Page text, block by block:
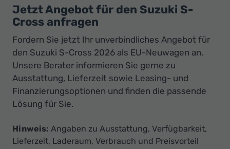
Jetzt Angebot für den Suzuki S-
Cross anfragen
Fordern Sie jetzt Ihr unverbindliches Angebot für
den Suzuki S-Cross 2026 als EU-Neuwagen an.
Unsere Berater informieren Sie gerne zu
Ausstattung, Lieferzeit sowie Leasing- und
Finanzierungsoptionen und finden die passende
Lösung für Sie.
Hinweis: Angaben zu Ausstattung, Verfügbarkeit,
Lieferzeit, Laderaum, Verbrauch und Preisvorteil